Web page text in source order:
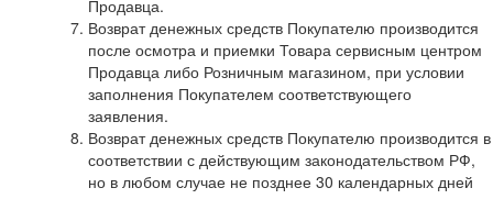
Продавца.
Возврат денежных средств Покупателю производится
после осмотра и приемки Товара сервисным центром
Продавца либо Розничным магазином, при условии
заполнения Покупателем соответствующего
заявления.
Возврат денежных средств Покупателю производится в
соответствии с действующим законодательством РФ,
но в любом случае не позднее 30 календарных дней